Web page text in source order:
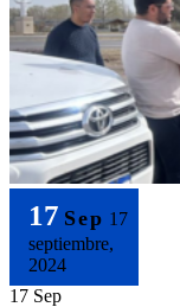
17 Sep 17
septiembre,
2024
17 Sep